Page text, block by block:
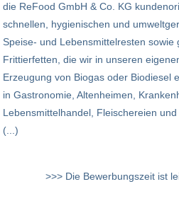
die ReFood GmbH & Co. KG
schnellen, hygienischen und
Speise- und Lebensmittelresten sowie
Frittierfetten, die wir in unseren
Erzeugung von Biogas oder Biodiesel
in Gastronomie, Altenheimen,
Lebensmittelhandel, Fleischereien
(...)
>>> Die Bewerbungszeit ist